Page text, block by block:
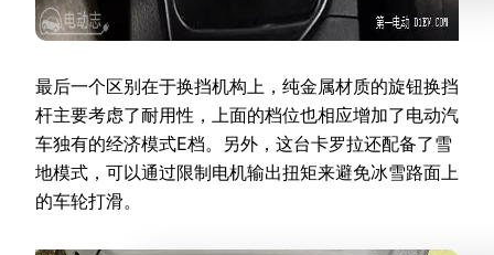
最后一个区别在于换挡机构上，纯金属材质的旋钮换挡
杆主要考虑了耐用性，上面的档位也相应增加了电动汽
车独有的经济模式E档。另外，这台卡罗拉还配备了雪
地模式，可以通过限制电机输出扭矩来避免冰雪路面上
的车轮打滑。